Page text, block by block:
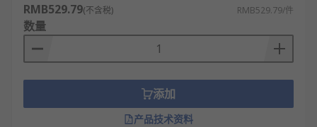
RS为您提供了不同的激光测距仪品牌厂家，如
Bosch、Megger、Laserliner等多款不同激光测距
仪规格、激光测距仪型号的产品供您挑选，您可以根
据实际要求进行激光测距仪批发从而满足不同的应用
场景需求。
欢迎查看和订购RS的激光测距仪及相关产品，订购现
RMB529.79(不含税) RMB529.79/件
数量
添加
产品技术资料